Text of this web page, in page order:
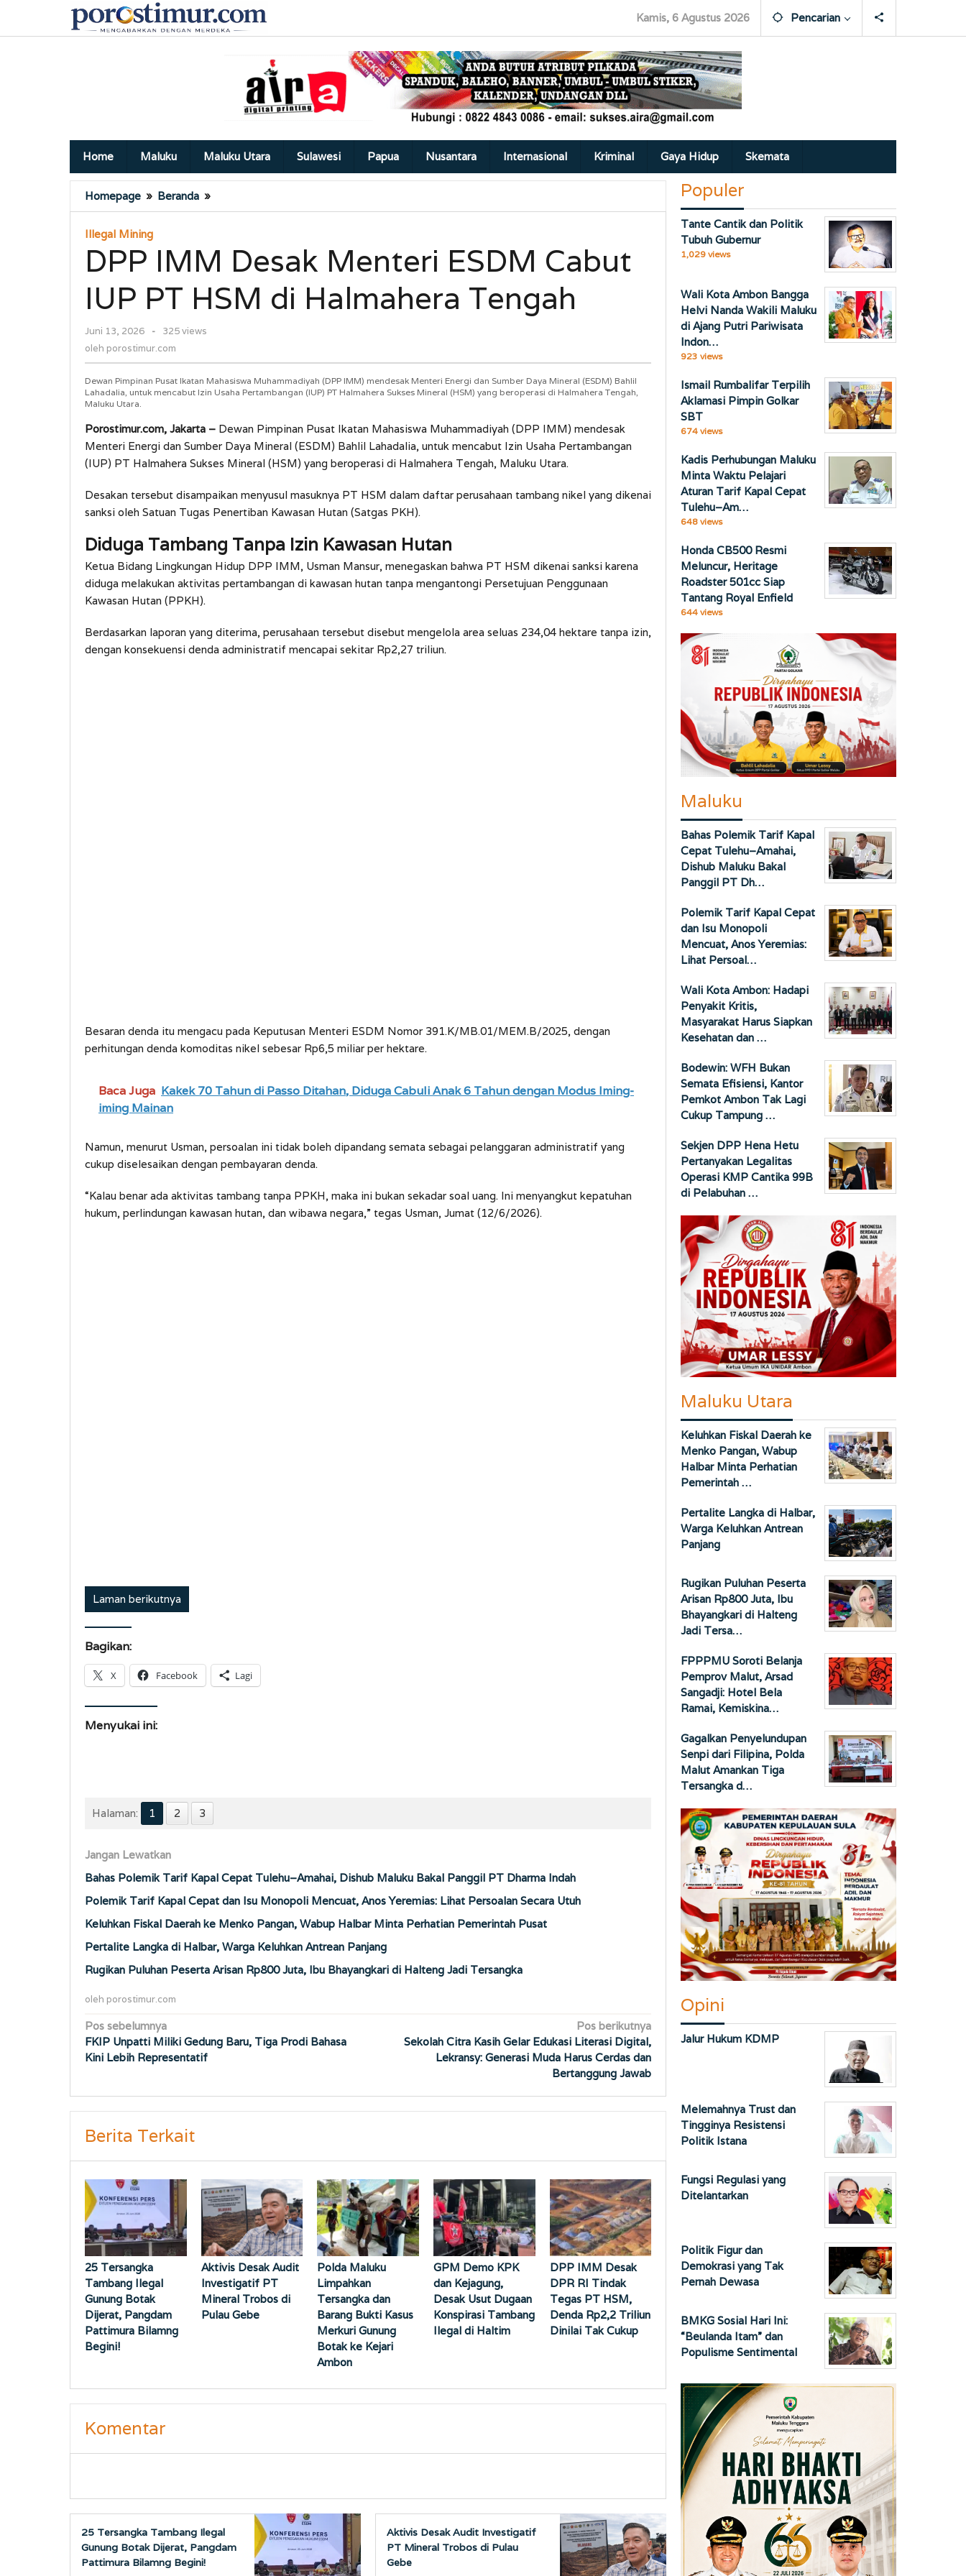
konten
Kamis, 6 Agustus 2026 Pencarian
Home Maluku Maluku Utara Sulawesi Papua Nusantara Internasional Kriminal Gaya Hidup Skemata
Homepage » Beranda »
IMM
ESDM
Cabut
IUP
PT
Illegal Mining
DPP IMM Desak Menteri ESDM Cabut
IUP PT HSM di Halmahera Tengah
Juni 13, 2026
oleh
-
325 views
oleh porostimur.com
Dewan Pimpinan Pusat Ikatan Mahasiswa Muhammadiyah (DPP IMM) mendesak Menteri Energi dan Sumber Daya Mineral (ESDM) Bahlil
Lahadalia, untuk mencabut Izin Usaha Pertambangan (IUP) PT Halmahera Sukses Mineral (HSM) yang beroperasi di Halmahera Tengah,
Maluku Utara.
Porostimur.com, Jakarta – Dewan Pimpinan Pusat Ikatan Mahasiswa Muhammadiyah (DPP IMM) mendesak
Menteri Energi dan Sumber Daya Mineral (ESDM) Bahlil Lahadalia, untuk mencabut Izin Usaha Pertambangan
(IUP) PT Halmahera Sukses Mineral (HSM) yang beroperasi di Halmahera Tengah, Maluku Utara.
Desakan tersebut disampaikan menyusul masuknya PT HSM dalam daftar perusahaan tambang nikel yang dikenai
sanksi oleh Satuan Tugas Penertiban Kawasan Hutan (Satgas PKH).
Diduga Tambang Tanpa Izin Kawasan Hutan
Ketua Bidang Lingkungan Hidup DPP IMM, Usman Mansur, menegaskan bahwa PT HSM dikenai sanksi karena
diduga melakukan aktivitas pertambangan di kawasan hutan tanpa mengantongi Persetujuan Penggunaan
Kawasan Hutan (PPKH).
Berdasarkan laporan yang diterima, perusahaan tersebut disebut mengelola area seluas 234,04 hektare tanpa izin,
dengan konsekuensi denda administratif mencapai sekitar Rp2,27 triliun.
Besaran denda itu mengacu pada Keputusan Menteri ESDM Nomor 391.K/MB.01/MEM.B/2025, dengan
perhitungan denda komoditas nikel sebesar Rp6,5 miliar per hektare.
Baca Juga Kakek 70 Tahun di Passo Ditahan, Diduga Cabuli Anak 6 Tahun dengan Modus Iming-
iming Mainan
Namun, menurut Usman, persoalan ini tidak boleh dipandang semata sebagai pelanggaran administratif yang
cukup diselesaikan dengan pembayaran denda.
“Kalau benar ada aktivitas tambang tanpa PPKH, maka ini bukan sekadar soal uang. Ini menyangkut kepatuhan
hukum, perlindungan kawasan hutan, dan wibawa negara,” tegas Usman, Jumat (12/6/2026).
Laman berikutnya
Bagikan:
X Facebook Lagi
Menyukai ini:
Halaman: 1 2 3
Jangan Lewatkan
Bahas Polemik Tarif Kapal Cepat Tulehu–Amahai, Dishub Maluku Bakal Panggil PT Dharma Indah
Polemik Tarif Kapal Cepat dan Isu Monopoli Mencuat, Anos Yeremias: Lihat Persoalan Secara Utuh
Keluhkan Fiskal Daerah ke Menko Pangan, Wabup Halbar Minta Perhatian Pemerintah Pusat
Pertalite Langka di Halbar, Warga Keluhkan Antrean Panjang
Rugikan Puluhan Peserta Arisan Rp800 Juta, Ibu Bhayangkari di Halteng Jadi Tersangka
oleh porostimur.com
Navigasi
pos
Pos sebelumnya
FKIP Unpatti Miliki Gedung Baru, Tiga Prodi Bahasa
Kini Lebih Representatif
Pos berikutnya
Sekolah Citra Kasih Gelar Edukasi Literasi Digital,
Lekransy: Generasi Muda Harus Cerdas dan
Bertanggung Jawab
Berita Terkait
25 Tersangka
Tambang Ilegal
Gunung Botak
Dijerat, Pangdam
Pattimura Bilamng
Begini!
Aktivis Desak Audit
Investigatif PT
Mineral Trobos di
Pulau Gebe
Polda Maluku
Limpahkan
Tersangka dan
Barang Bukti Kasus
Merkuri Gunung
Botak ke Kejari
Ambon
GPM Demo KPK
dan Kejagung,
Desak Usut Dugaan
Konspirasi Tambang
Ilegal di Haltim
DPP IMM Desak
DPR RI Tindak
Tegas PT HSM,
Denda Rp2,2 Triliun
Dinilai Tak Cukup
Komentar
25 Tersangka Tambang Ilegal
Gunung Botak Dijerat, Pangdam
Pattimura Bilamng Begini!
Aktivis Desak Audit Investigatif
PT Mineral Trobos di Pulau
Gebe
Populer
Tante Cantik dan Politik
Tubuh Gubernur
1,029 views
Wali Kota Ambon Bangga
Helvi Nanda Wakili Maluku
di Ajang Putri Pariwisata
Indon…
923 views
Ismail Rumbalifar Terpilih
Aklamasi Pimpin Golkar
SBT
674 views
Kadis Perhubungan Maluku
Minta Waktu Pelajari
Aturan Tarif Kapal Cepat
Tulehu–Am…
648 views
Honda CB500 Resmi
Meluncur, Heritage
Roadster 501cc Siap
Tantang Royal Enfield
644 views
Maluku
Bahas Polemik Tarif Kapal
Cepat Tulehu–Amahai,
Dishub Maluku Bakal
Panggil PT Dh…
Polemik Tarif Kapal Cepat
dan Isu Monopoli
Mencuat, Anos Yeremias:
Lihat Persoal…
Wali Kota Ambon: Hadapi
Penyakit Kritis,
Masyarakat Harus Siapkan
Kesehatan dan …
Bodewin: WFH Bukan
Semata Efisiensi, Kantor
Pemkot Ambon Tak Lagi
Cukup Tampung …
Sekjen DPP Hena Hetu
Pertanyakan Legalitas
Operasi KMP Cantika 99B
di Pelabuhan …
Maluku Utara
Keluhkan Fiskal Daerah ke
Menko Pangan, Wabup
Halbar Minta Perhatian
Pemerintah …
Pertalite Langka di Halbar,
Warga Keluhkan Antrean
Panjang
Rugikan Puluhan Peserta
Arisan Rp800 Juta, Ibu
Bhayangkari di Halteng
Jadi Tersa…
FPPPMU Soroti Belanja
Pemprov Malut, Arsad
Sangadji: Hotel Bela
Ramai, Kemiskina…
Gagalkan Penyelundupan
Senpi dari Filipina, Polda
Malut Amankan Tiga
Tersangka d…
Opini
Jalur Hukum KDMP
Melemahnya Trust dan
Tingginya Resistensi
Politik Istana
Fungsi Regulasi yang
Ditelantarkan
Politik Figur dan
Demokrasi yang Tak
Pernah Dewasa
BMKG Sosial Hari Ini:
“Beulanda Itam” dan
Populisme Sentimental